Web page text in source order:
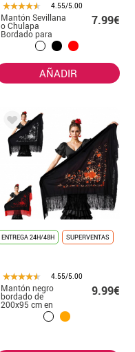
4.55/5.00
Mantón Sevillana
o Chulapa
Bordado para
mujer en varios
7.99€
AÑADIR
ENTREGA 24H/48H SUPERVENTAS
4.55/5.00
Mantón negro
bordado de
200x95 cm en
varios colores
9.99€